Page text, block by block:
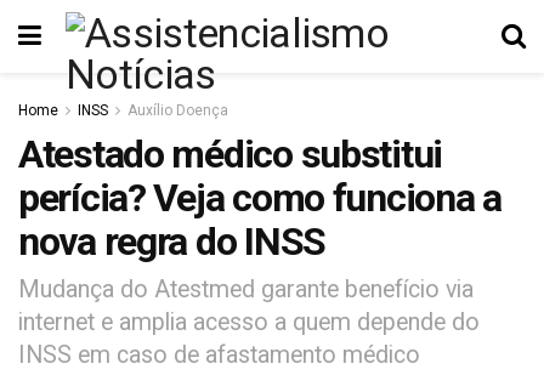
Home INSS Auxílio Doença
Atestado médico substitui
perícia? Veja como funciona a
nova regra do INSS
Mudança do Atestmed garante benefício via
internet e amplia acesso a quem depende do
INSS em caso de afastamento médico